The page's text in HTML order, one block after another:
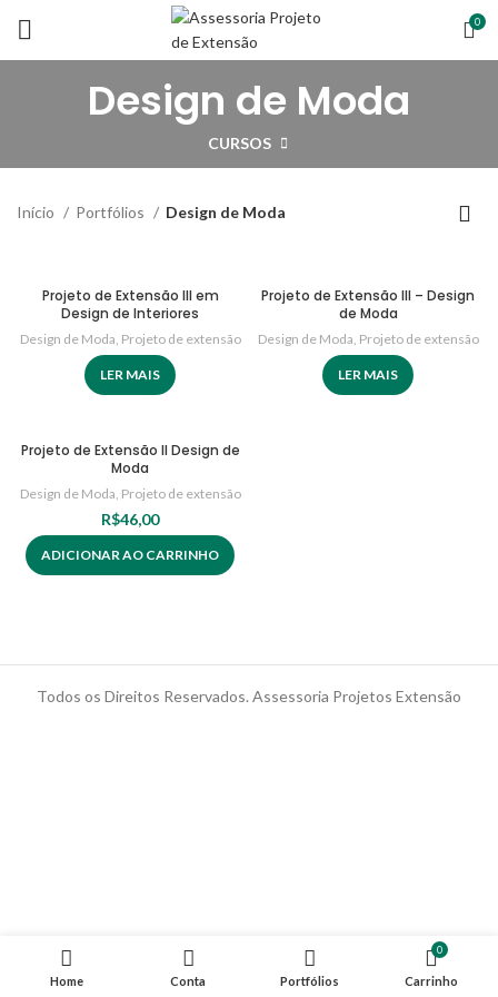
0
Design de Moda
CURSOS
Início Portfólios Design de Moda
Projeto de Extensão III em
Design de Interiores
Design de Moda, Projeto de extensão
LER MAIS
Projeto de Extensão III – Design
de Moda
Design de Moda, Projeto de extensão
LER MAIS
Projeto de Extensão II Design de
Moda
Design de Moda, Projeto de extensão
R$46,00
ADICIONAR AO CARRINHO
Todos os Direitos Reservados. Assessoria Projetos Extensão
Home Conta Portfólios
0
Carrinho